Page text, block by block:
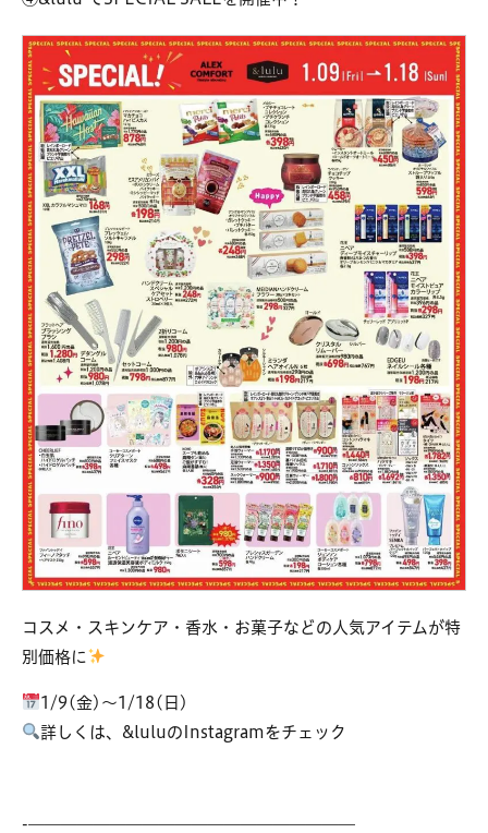
コスメ・スキンケア・香水・お菓子などの人気アイテムが特
別価格に
1/9(金)～1/18(日)
詳しくは、&luluのInstagramをチェック
-————————————————————